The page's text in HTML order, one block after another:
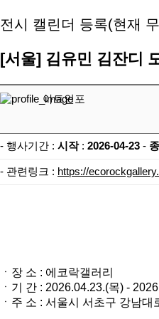
전시 캘린더 등록(현재
[서울] 김유민 김잔디
아트인포
- 행사기간 : 시작: 2026-04-23 -
- 관련링크 : https://
ㆍ장 소 : 에코락갤러리
ㆍ기 간 : 2026.04.23.(목) -
ㆍ주 소 : 서울시 서초구 강남대